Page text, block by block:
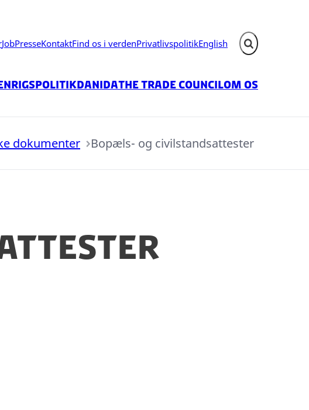
JobPresseKontaktFind os i verdenPrivatlivspolitikEnglish Fold søgefelt ud
DanidaThe Trade CouncilOm os
dokumenter Bopæls- og civilstandsattester